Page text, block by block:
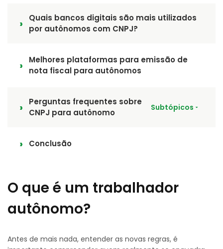
Quais bancos digitais são mais utilizados
por autônomos com CNPJ?
Melhores plataformas para emissão de
nota fiscal para autônomos
Perguntas frequentes sobre
CNPJ para autônomo
Subtópicos
Conclusão
O que é um trabalhador
autônomo?
Antes de mais nada, entender as novas regras, é